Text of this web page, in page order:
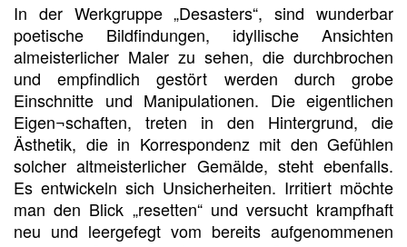
In der Werkgruppe „Desasters“, sind wunderbar
poetische Bildfindungen, idyllische Ansichten
almeisterlicher Maler zu sehen, die durchbrochen
und empfindlich gestört werden durch grobe
Einschnitte und Manipulationen. Die eigentlichen
Eigen¬schaften, treten in den Hintergrund, die
Ästhetik, die in Korrespondenz mit den Gefühlen
solcher altmeisterlicher Gemälde, steht ebenfalls.
Es entwickeln sich Unsicherheiten. Irritiert möchte
man den Blick „resetten“ und versucht krampfhaft
neu und leergefegt vom bereits aufgenommenen